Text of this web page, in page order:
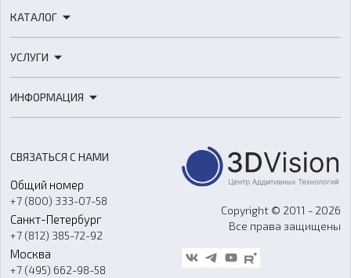
КАТАЛОГ
3D-сканеры
Расходные материалы
Оборудование и материалы для вакуумного литья
Аксессуары и прочее оборудование
Программное обеспечение
УСЛУГИ
3D-моделирование
Ремонт и услуги
ИНФОРМАЦИЯ
О компании
Контакты
Гос. закупки
Стать дилером
Блог
СВЯЗАТЬСЯ С НАМИ
Общий номер
+7 (800) 333-07-58
Санкт-Петербург
+7 (812) 385-72-92
Москва
+7 (495) 662-98-58
Copyright © 2011 - 2026
Все права защищены